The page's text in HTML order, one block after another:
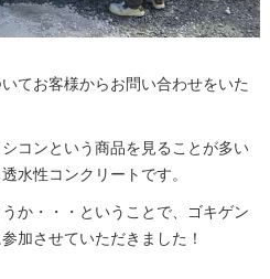
てお客様からお問い合わせをいた
コンという商品を見ることが多い
水性コンクリートです。
か・・・ということで、ゴキゲン
加させていただきました！